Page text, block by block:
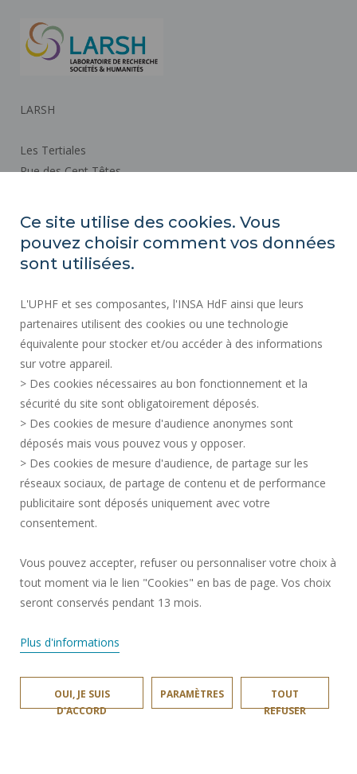
LARSH
Les Tertiales
Rue des Cent Têtes
Plan d'accès
SERVICES PUBLICS +
MARCHÉS PUBLICS
CRÉDITS
ESPACE PRESSE
RECRUTEMENTS
PLAN DU SITE
DONNÉES PERSONNELLES
ACCESSIBILITÉ
Requête d'amélioration
Rejoignez-nous!
Ce site utilise des cookies. Vous
pouvez choisir comment vos données
sont utilisées.
L'UPHF et ses composantes, l'INSA HdF ainsi que leurs
partenaires utilisent des cookies ou une technologie
équivalente pour stocker et/ou accéder à des informations
sur votre appareil.
> Des cookies nécessaires au bon fonctionnement et la
sécurité du site sont obligatoirement déposés.
> Des cookies de mesure d'audience anonymes sont
déposés mais vous pouvez vous y opposer.
> Des cookies de mesure d'audience, de partage sur les
réseaux sociaux, de partage de contenu et de performance
publicitaire sont déposés uniquement avec votre
consentement.
Vous pouvez accepter, refuser ou personnaliser votre choix à
tout moment via le lien "Cookies" en bas de page. Vos choix
seront conservés pendant 13 mois.
Plus d'informations
OUI, JE SUIS
D'ACCORD
PARAMÈTRES
TOUT
REFUSER